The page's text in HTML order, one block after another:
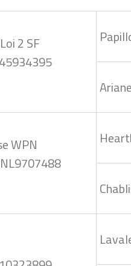
2 SF
WPN